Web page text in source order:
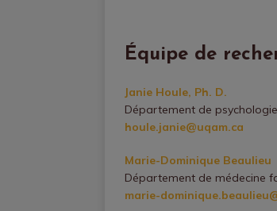
Équipe de
Janie Houle, Ph. D.
Département de
houle.janie@uqam.ca
Marie-Dominique Beaulieu
Département de médecine
marie-